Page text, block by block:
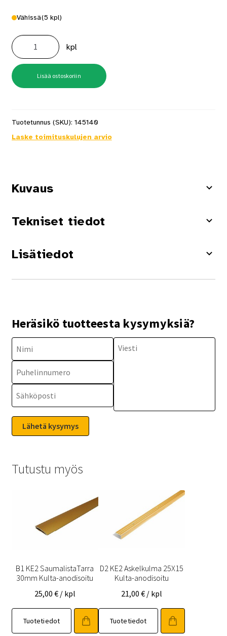
Vähissä(5 kpl)
A3
BL
180
Saumalista
38mm
Musta
määrä
kpl
Lisää ostoskoriin
Tuotetunnus (SKU): 145140
Laske toimituskulujen arvio
Kuvaus
Tekniset tiedot
Lisätiedot
Heräsikö tuotteesta kysymyksiä?
Tutustu myös
B1 KE2 SaumalistaTarra
30mm Kulta-anodisoitu
25,00 € / kpl
Tuotetiedot
D2 KE2 Askelkulma 25X15
Kulta-anodisoitu
21,00€ / kpl
Tuotetiedot